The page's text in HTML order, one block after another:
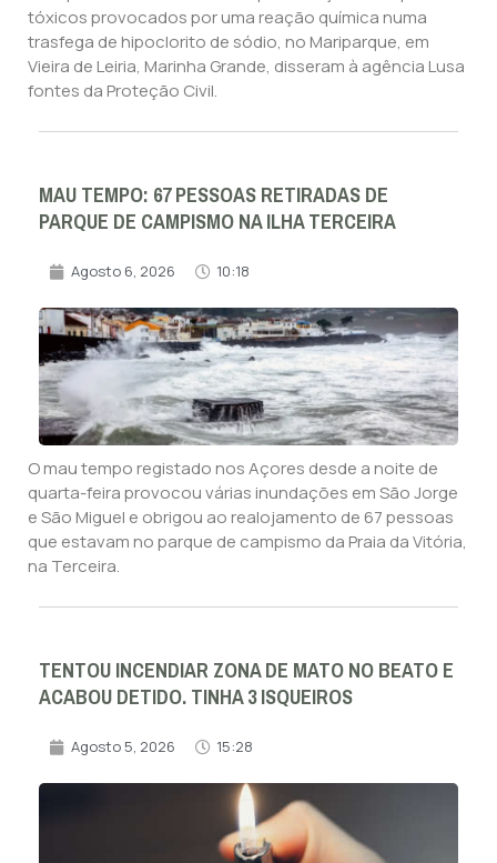
tóxicos provocados por uma reação química numa
trasfega de hipoclorito de sódio, no Mariparque, em
Vieira de Leiria, Marinha Grande, disseram à agência Lusa
fontes da Proteção Civil.
MAU TEMPO: 67 PESSOAS RETIRADAS DE
PARQUE DE CAMPISMO NA ILHA TERCEIRA
Agosto 6, 2026 10:18
O mau tempo registado nos Açores desde a noite de
quarta-feira provocou várias inundações em São Jorge
e São Miguel e obrigou ao realojamento de 67 pessoas
que estavam no parque de campismo da Praia da Vitória,
na Terceira.
TENTOU INCENDIAR ZONA DE MATO NO BEATO E
ACABOU DETIDO. TINHA 3 ISQUEIROS
Agosto 5, 2026 15:28